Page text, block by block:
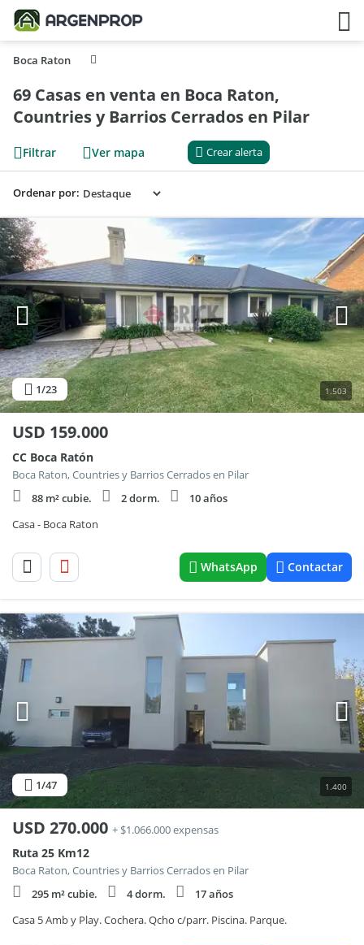
Boca Raton
69 Casas en venta en Boca Raton,
Countries y Barrios Cerrados en Pilar
Filtrar Ver mapa Crear alerta
Ordenar por:
1/23 1.503
USD 159.000
CC Boca Ratón
Boca Raton, Countries y Barrios Cerrados en Pilar
88 m² cubie.
2 dorm.
10 años
Casa - Boca Raton
WhatsApp Contactar
1/47 1.400
USD 270.000 + $1.066.000 expensas
Ruta 25 Km12
Boca Raton, Countries y Barrios Cerrados en Pilar
295 m² cubie.
4 dorm.
17 años
Casa 5 Amb y Play. Cochera. Qcho c/parr. Piscina. Parque.